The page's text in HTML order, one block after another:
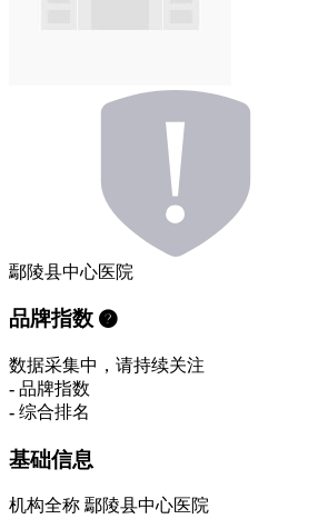
鄢陵县中心医院
品牌指数
数据采集中，请持续关注
- 品牌指数
- 综合排名
基础信息
机构全称 鄢陵县中心医院